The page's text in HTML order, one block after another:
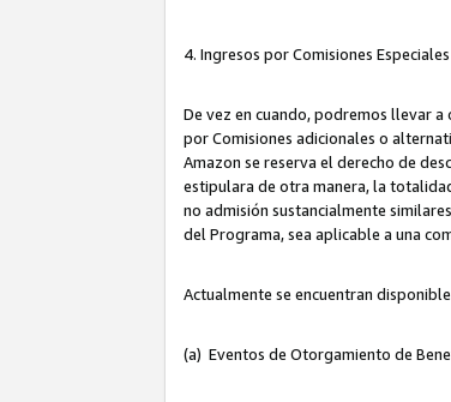
4. Ingresos por Comisiones
De vez en cuando, podremos llevar
por Comisiones adicionales o
Amazon se reserva el derecho de
estipulara de otra manera, la
no admisión sustancialmente
del Programa, sea aplicable a una
Actualmente se encuentran
(a) Eventos de Otorgamiento de